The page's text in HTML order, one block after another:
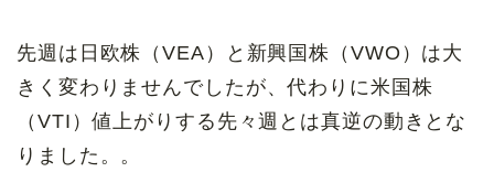
先週は日欧株（VEA）と新興国株（VWO）は大
きく変わりませんでしたが、代わりに米国株
（VTI）値上がりする先々週とは真逆の動きとな
りました。。